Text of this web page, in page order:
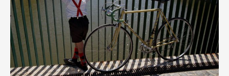
A
HOSSZABB
KIJÁRÁSI
TILALOM